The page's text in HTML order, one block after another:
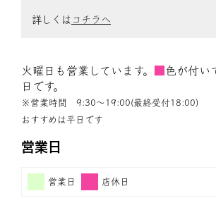
詳しくは コチラへ
火曜日も営業しています。
色が付い
日です。
※営業時間 9:30〜19:00(最終受付18:00)
おすすめは平日です
営業日
営業日 店休日